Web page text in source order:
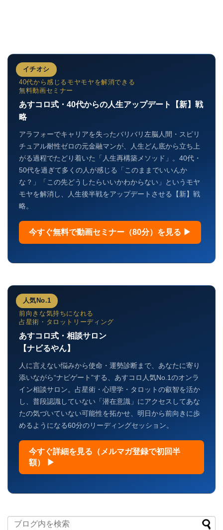
イチオシ
40代から感じるモヤモヤを解消できる
無料動画セミナー
あすコロ式・40代からの人生アップデート【新】戦
略
アラフォーでキャリアを失ったバリバリ左脳人間・スピリ
チュアル耐性ゼロの元金融マンが、人生どん底から立ち上
がる過程でたどり着いた「人生再構築メソッド」。40代・
50代を過ぎて多くの人が感じる「このままでいいんか
な？」「この先どうしたらいいかわからない」というモヤ
モヤを解消し、人生後半戦をアップデートさせる【新】戦
略。
今すぐ無料で動画セミナー（80分）を見る ▶
人気No.1
前向きな気持ちになれる
占星術・タロットリーディング
あすコロ式・相談サロン
【ナビるやん】
人に言えない悩みから使命・運勢診断まで、あなたに寄り
添いながら“ナビゲート”する、あすコロ人気No.1のオンラ
イン相談サロン。占星術・心理学・タロットの叡智を活か
し、普段認識していない「潜在意識」にアクセスしてあな
たの気づいていない可能性を拓かせ、明日から前向きに歩
めるようになる60分のリーディングセッション。
今すぐ詳細を見る（メルマガ登録で初回半
額） ▶